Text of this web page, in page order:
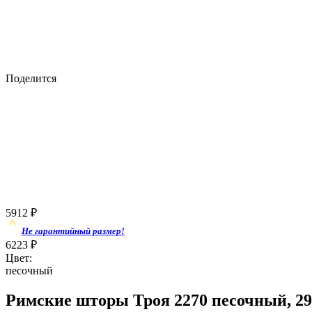
Поделится
5912 ₽
Не гарантийный размер!
6223 ₽
Цвет:
песочный
Римские шторы Троя 2270 песочный,